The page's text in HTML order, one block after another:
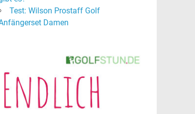
Test: Wilson Prostaff Golf
Damen